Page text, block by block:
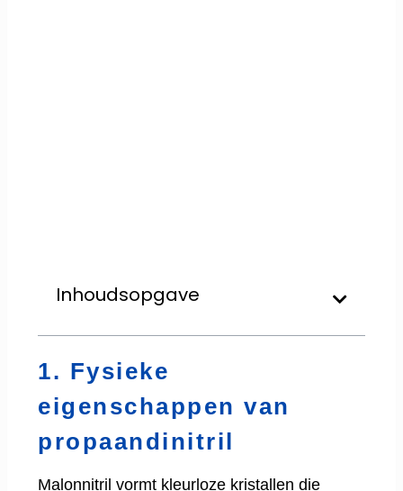
Inhoudsopgave
1. Fysieke
eigenschappen van
propaandinitril
Malonnitril vormt kleurloze kristallen die